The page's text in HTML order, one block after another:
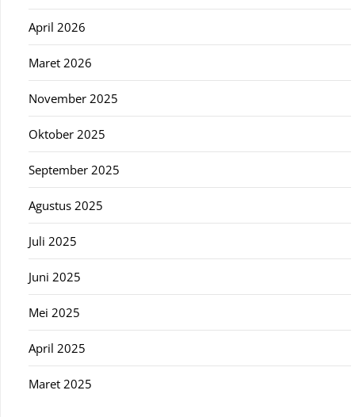
April 2026
Maret 2026
November 2025
Oktober 2025
September 2025
Agustus 2025
Juli 2025
Juni 2025
Mei 2025
April 2025
Maret 2025